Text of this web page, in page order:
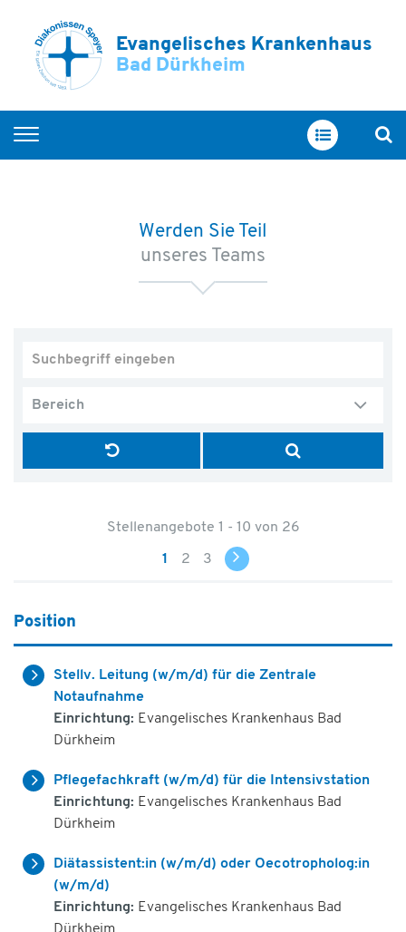
Evangelisches Krankenhaus
Bad Dürkheim
Home
Service & BetreuungWerden Sie Teil
unseres Teams
Bereich
Stellenangebote 1 - 10 von 26
1 2 3
Position
Stellv. Leitung (w/m/d) für die Zentrale
Notaufnahme
Einrichtung: Evangelisches Krankenhaus Bad
Dürkheim
Pflegefachkraft (w/m/d) für die Intensivstation
Einrichtung: Evangelisches Krankenhaus Bad
Dürkheim
Diätassistent:in (w/m/d) oder Oecotropholog:in
(w/m/d)
Einrichtung: Evangelisches Krankenhaus Bad
Dürkheim